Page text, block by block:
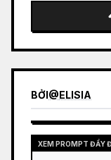
BỞI@ELISIA
XEM PROMPT ĐẦY